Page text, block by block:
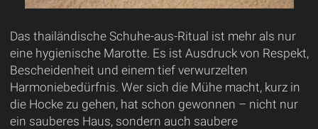
Das thailändische Schuhe-aus-Ritual ist mehr als nur
eine hygienische Marotte. Es ist Ausdruck von Respekt,
Bescheidenheit und einem tief verwurzelten
Harmoniebedürfnis. Wer sich die Mühe macht, kurz in
die Hocke zu gehen, hat schon gewonnen – nicht nur
ein sauberes Haus, sondern auch saubere